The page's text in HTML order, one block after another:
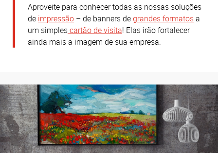
Aproveite para conhecer todas as nossas soluções
de impressão – de banners degrandes formatosa
um simplescartão de visita! Elas irão fortalecer
ainda mais a imagem de sua empresa.